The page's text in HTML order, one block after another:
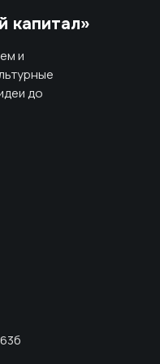
капитал»
и
до